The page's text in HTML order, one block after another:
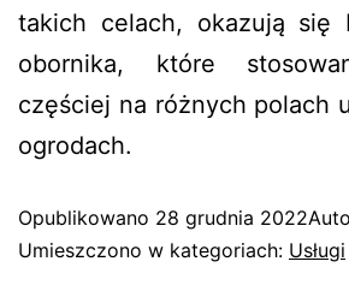
takich celach, okazują się
obornika, które
częściej na różnych polach
ogrodach.
Opublikowano 28 grudnia 2022
Umieszczono w kategoriach: Usługi